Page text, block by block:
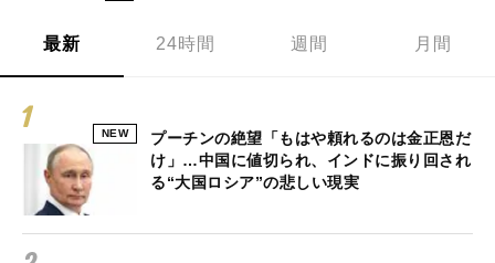
最新 24時間 週間 月間
NEW
プーチンの絶望「もはや頼れるのは金正恩だ
け」…中国に値切られ、インドに振り回され
る“大国ロシア”の悲しい現実